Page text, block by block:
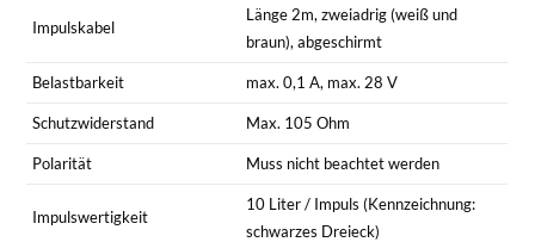
Impulskabel
Länge 2m, zweiadrig (weiß und
braun), abgeschirmt
Belastbarkeit max. 0,1 A, max. 28 V
Schutzwiderstand Max. 105 Ohm
Polarität Muss nicht beachtet werden
Impulswertigkeit
10 Liter / Impuls (Kennzeichnung:
schwarzes Dreieck)